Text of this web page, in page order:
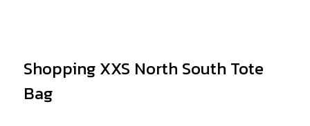
Shopping XXS North South Tote
Bag